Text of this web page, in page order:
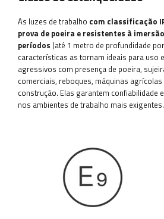
As luzes de trabalho com classificação
prova de poeira e resistentes à
períodos (até 1 metro de profundidade
características as tornam ideais para uso
agressivos com presença de poeira,
comerciais, reboques, máquinas
construção. Elas garantem confiabilidade
nos ambientes de trabalho mais exigentes.